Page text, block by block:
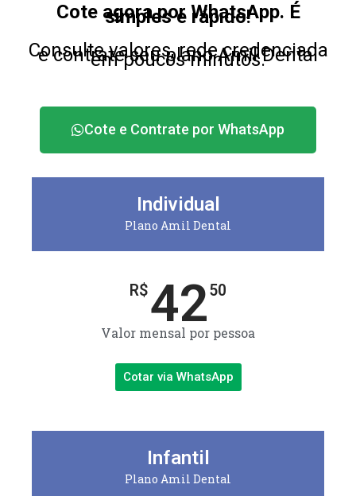
Cote agora por WhatsApp. É
simples e rápido!
Consulte valores, rede credenciada
e contrate seu plano Amil Dental
em poucos minutos.
Cote e Contrate por WhatsApp
Individual
Plano Amil Dental
R$4250
Valor mensal por pessoa
Cotar via WhatsApp
Infantil
Plano Amil Dental